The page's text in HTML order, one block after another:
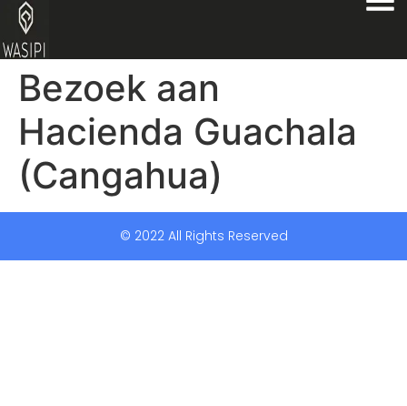
Bezoek aan
Hacienda Guachala
(Cangahua)
© 2022 All Rights Reserved